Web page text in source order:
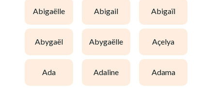
abigaëlle abigail abigaïl
abygaël abygaëlle açelya
ada adaline adama